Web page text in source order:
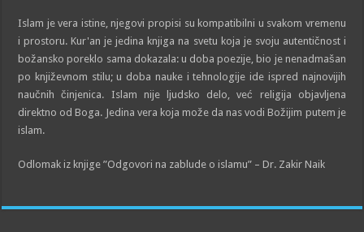
Islam je vera istine, njegovi propisi su kompatibilni u svakom vremenu
i prostoru. Kur'an je jedina knjiga na svetu koja je svoju autentičnost i
božansko poreklo sama dokazala: u doba poezije, bio je nenadmašan
po književnom stilu; u doba nauke i tehnologije ide ispred najnovijih
naučnih činjenica. Islam nije ljudsko delo, već religija objavljena
direktno od Boga. Jedina vera koja može da nas vodi Božijim putem je
islam.
Odlomak iz knjige ”Odgovori na zablude o islamu” – Dr. Zakir Naik